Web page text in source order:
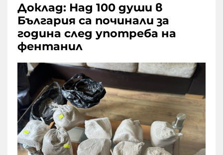
Доклад: Над 100 души в
България са починали за
година след употреба на
фентанил